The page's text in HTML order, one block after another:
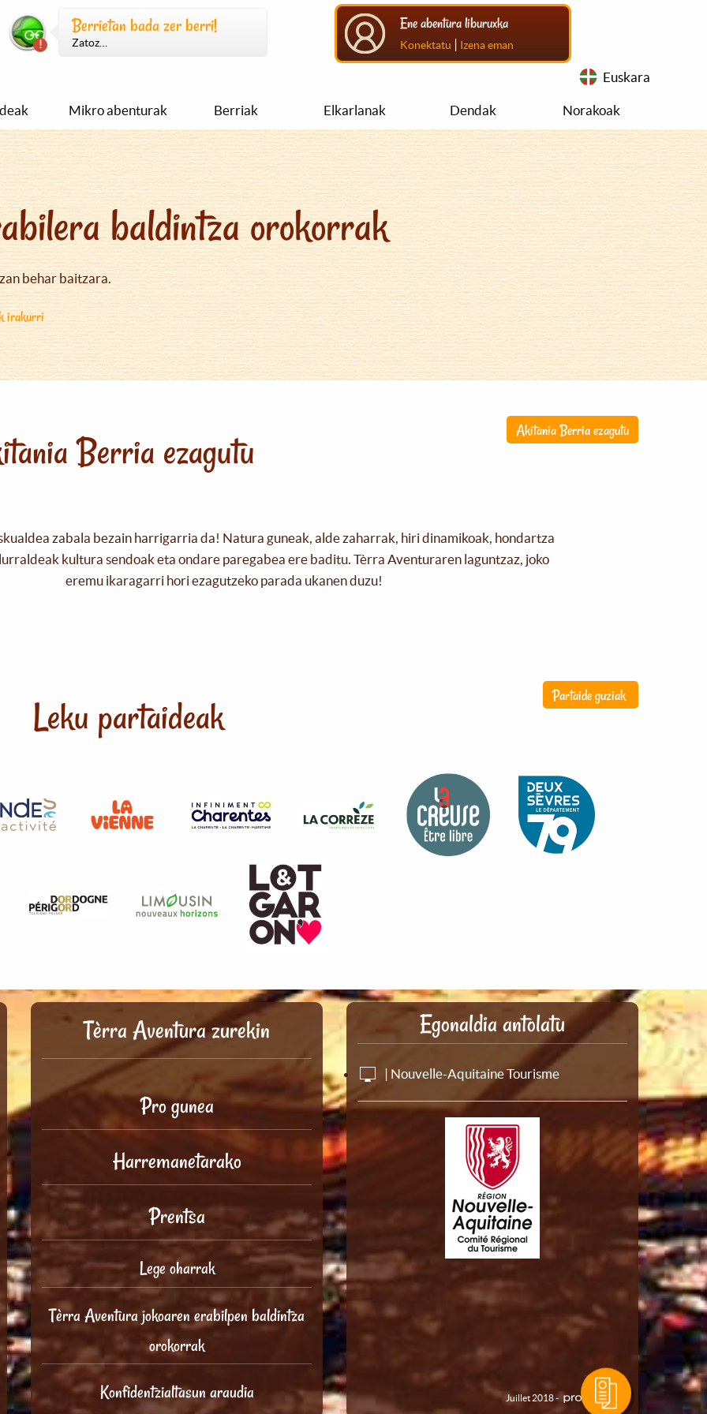
Berrietan bada zer berri!
Zatoz…
Ene abentura liburuxka
Konektatu | Izena eman
Euskara
Mikro abenturak Berriak Elkarlanak Dendak Norakoak
baldintza orokorrak
behar baitzara.
irakurri
Akitania Berria ezagutu
Berria ezagutu
zabala bezain harrigarria da! Natura guneak, alde zaharrak, hiri dinamikoak, hondartza
kultura sendoak eta ondare paregabea ere baditu. Tèrra Aventuraren laguntzaz, joko
eremu ikaragarri hori ezagutzeko parada ukanen duzu!
Partaide guziak
Leku partaideak
Tèrra Aventura zurekin
Pro gunea
Harremanetarako
Prentsa
Lege oharrak
Tèrra Aventura jokoaren erabilpen baldintza
orokorrak
Konfidentzialtasun araudia
Egonaldia antolatu
| Nouvelle-Aquitaine Tourisme
Juillet 2018 -